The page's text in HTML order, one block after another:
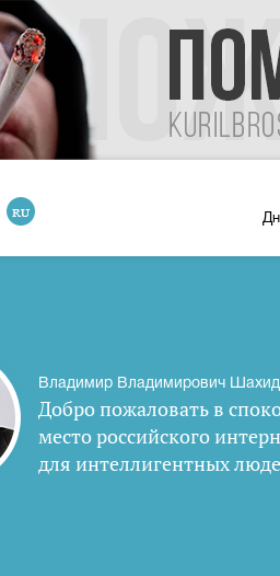
Владимир Владимирович
Добро пожаловать в
место российского
для интеллигентных